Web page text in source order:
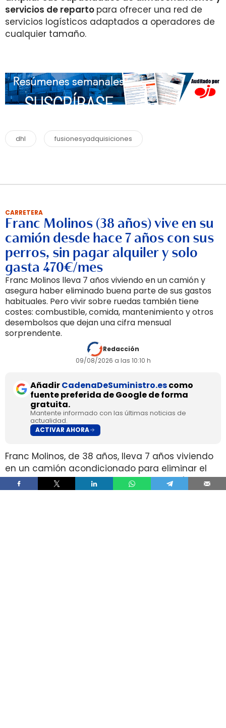
servicios de reparto para ofrecer una red de
servicios logísticos adaptados a operadores de
cualquier tamaño.
dhl fusionesyadquisiciones
CARRETERA
Franc Molinos (38 años) vive en su
camión desde hace 7 años con sus
perros, sin pagar alquiler y solo
gasta 470€/mes
Franc Molinos lleva 7 años viviendo en un camión y
asegura haber eliminado buena parte de sus gastos
habituales. Pero vivir sobre ruedas también tiene
costes: combustible, comida, mantenimiento y otros
desembolsos que dejan una cifra mensual
sorprendente.
Redacción
09/08/2026 a las 10:10 h
AñadirCadenaDeSuministro.escomo
fuente preferida de Google de forma
gratuita.
Mantente informado con las últimas noticias de
actualidad.
ACTIVAR AHORA
Franc Molinos, de 38 años, lleva 7 años viviendo
en un camión acondicionado para eliminar el
alquiler y recortar sus gastos fijos. El vehículo
incorpora cocina, dormitorio, espacio de